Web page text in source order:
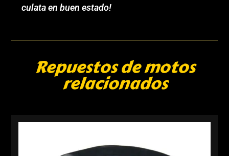
culata en buen estado!
Repuestos de motos
relacionados